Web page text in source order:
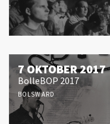
7 OKTOBER 2017
BolleBOP 2017
BOLSWARD